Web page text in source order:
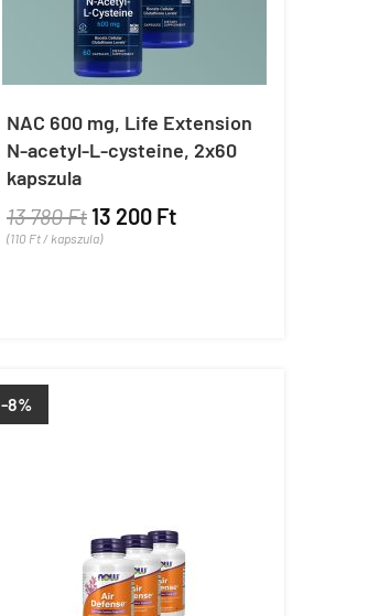
NAC 600 mg, Life Extension
N-acetyl-L-cysteine, 2x60
kapszula
13 780 Ft 13 200 Ft
(110 Ft / kapszula)
-8%